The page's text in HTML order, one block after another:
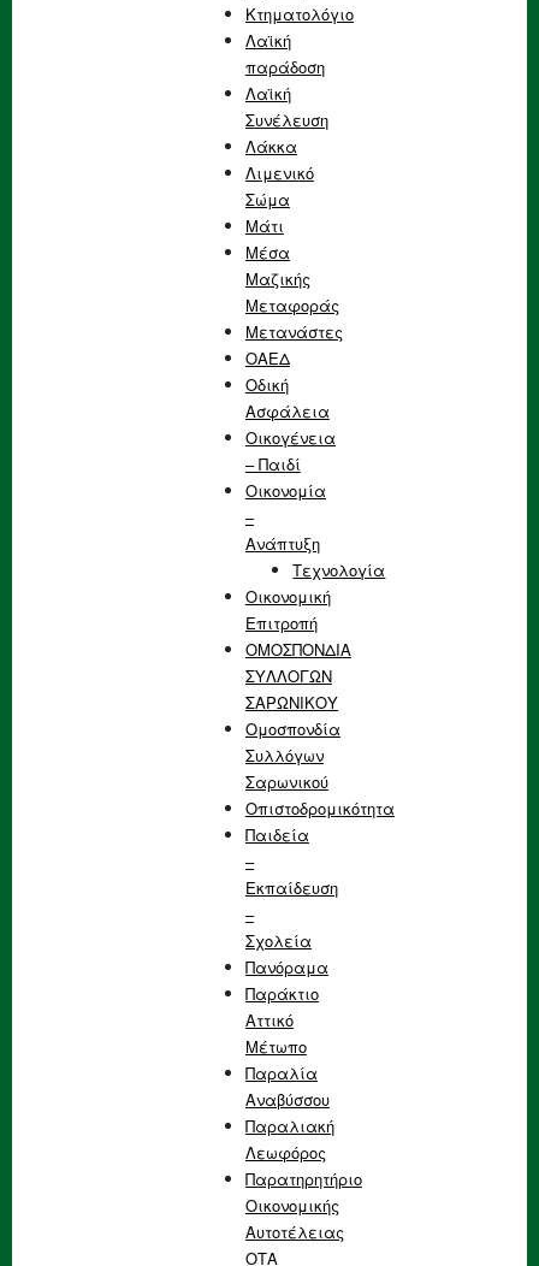
Κτηματολόγιο
Λαϊκή
παράδοση
Λαϊκή
Συνέλευση
Λάκκα
Λιμενικό
Σώμα
Μάτι
Μέσα
Μαζικής
Μεταφοράς
Μετανάστες
ΟΑΕΔ
Οδική
Ασφάλεια
Οικογένεια
– Παιδί
Οικονομία
–
Ανάπτυξη
Τεχνολογία
Οικονομική
Επιτροπή
ΟΜΟΣΠΟΝΔΙΑ
ΣΥΛΛΟΓΩΝ
ΣΑΡΩΝΙΚΟΥ
Ομοσπονδία
Συλλόγων
Σαρωνικού
Οπιστοδρομικότητα
Παιδεία
–
Εκπαίδευση
–
Σχολεία
Πανόραμα
Παράκτιο
Αττικό
Μέτωπο
Παραλία
Αναβύσσου
Παραλιακή
Λεωφόρος
Παρατηρητήριο
Οικονομικής
Αυτοτέλειας
ΟΤΑ